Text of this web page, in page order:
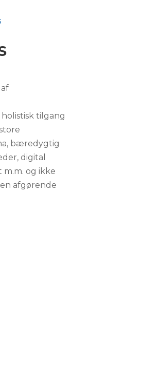
tilgang
bæredygtig
digital
m.m. og ikke
afgørende